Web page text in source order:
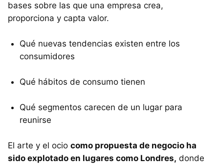
bases sobre las que una empresa crea,
proporciona y capta valor.
Qué nuevas tendencias existen entre los
consumidores
Qué hábitos de consumo tienen
Qué segmentos carecen de un lugar para
reunirse
El arte y el ocio como propuesta de negocio ha
sido explotado en lugares como Londres, donde